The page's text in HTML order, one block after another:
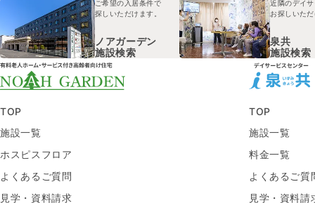
ご希望の入居条件で
探しいただけます。
ノアガーデン
施設検索
近隣のデイ
お探しいた
泉共
施設検索
TOP
施設一覧
ホスピスフロア
よくあるご質問
見学・資料請求
TOP
施設一覧
料金一覧
よくあるご質
見学・資料請